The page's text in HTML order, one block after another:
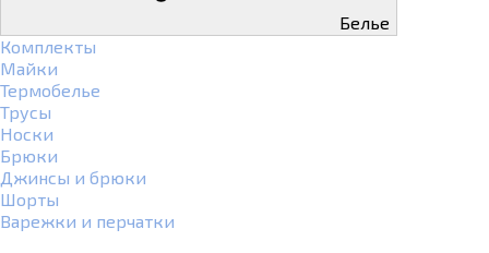
Белье
Комплекты
Майки
Термобелье
Трусы
Носки
Брюки
Джинсы и брюки
Шорты
Варежки и перчатки